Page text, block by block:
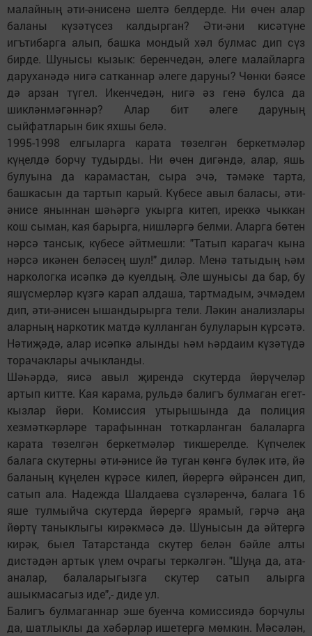
малайның әти-әнисенә шелтә белдерде. Ни өчен алар
баланы күзәтүсез калдырган? Әти-әни кисәтүне
игътибарга алып, башка мондый хәл булмас дип сүз
бирде. Шунысы кызык: беренчедән, әлеге малайларга
даруханәдә нигә сатканнар әлеге даруны? Чөнки бәясе
дә арзан түгел. Икенчедән, нигә әз генә булса да
шикләнмәгәннәр? Алар бит әлеге даруның
сыйфатларын бик яхшы белә.
1995-1998 елгыларга карата төзелгән беркетмәләр
күңелдә борчу тудырды. Ни өчен дигәндә, алар, яшь
булуына да карамастан, сыра эчә, тәмәке тарта,
башкасын да тартып карый. Күбесе авыл баласы, әти-
әнисе яныннан шәһәргә укырга китеп, иреккә чыккан
кош сыман, кая барырга, нишләргә белми. Аларга бөтен
нәрсә тансык, күбесе әйтмешли: "Татып карагач кына
нәрсә икәнен беләсең шул!" диләр. Менә татыдың һәм
наркологка исәпкә дә куелдың. Әле шунысы да бар, бу
яшүсмерләр күзгә карап алдаша, тартмадым, эчмәдем
дип, әти-әнисен ышандырырга тели. Ләкин анализлары
аларның наркотик матдә кулланган булуларын күрсәтә.
Нәтиҗәдә, алар исәпкә алынды һәм һәрдаим күзәтүдә
торачаклары ачыкланды.
Шәһәрдә, яисә авыл җирендә скутерда йөрүчеләр
артып китте. Кая карама, рульдә балигъ булмаган егет-
кызлар йөри. Комиссия утырышында да полиция
хезмәткәрләре тарафыннан тоткарланган балаларга
карата төзелгән беркетмәләр тикшерелде. Күпчелек
балага скутерны әти-әнисе йә туган көнгә бүләк итә, йә
баланың күңелен күрәсе килеп, йөрергә өйрәнсен дип,
сатып ала. Надежда Шалдаева сүзләренчә, балага 16
яше тулмыйча скутерда йөрергә ярамый, гәрчә аңа
йөртү таныклыгы кирәкмәсә дә. Шунысын да әйтергә
кирәк, быел Татарстанда скутер белән бәйле алты
дистәдән артык үлем очрагы теркәлгән. "Шуңа да, ата-
аналар, балаларыгызга скутер сатып алырга
ашыкмасагыз иде",- диде ул.
Балигъ булмаганнар эше буенча комиссиядә борчулы
да, шатлыклы да хәбәрләр ишетергә мөмкин. Мәсәлән,